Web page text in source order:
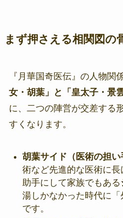
まず押さえる相関図の
『月華国奇医伝』の人物関
女・胡葉」と「皇太子・景
に、二つの陣営が交差する
すくなります。
胡葉サイド（医術の担い
術など先進的な医術に長
助手にして家族でもある
湯しかなかった時代に
です。